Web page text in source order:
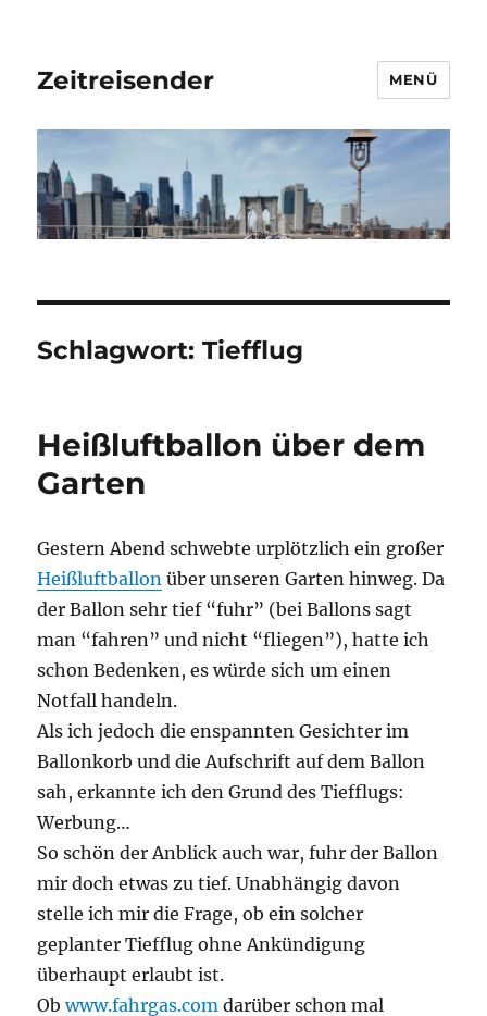
Zeitreisender MENÜ
Schlagwort:Tiefflug
Heißluftballon über dem
Garten
Gestern Abend schwebte urplötzlich ein großer
Heißluftballon über unseren Garten hinweg. Da
der Ballon sehr tief “fuhr” (bei Ballons sagt
man “fahren” und nicht “fliegen”), hatte ich
schon Bedenken, es würde sich um einen
Notfall handeln.
Als ich jedoch die enspannten Gesichter im
Ballonkorb und die Aufschrift auf dem Ballon
sah, erkannte ich den Grund des Tiefflugs:
Werbung…
So schön der Anblick auch war, fuhr der Ballon
mir doch etwas zu tief. Unabhängig davon
stelle ich mir die Frage, ob ein solcher
geplanter Tiefflug ohne Ankündigung
überhaupt erlaubt ist.
Obwww.fahrgas.com darüber schon mal